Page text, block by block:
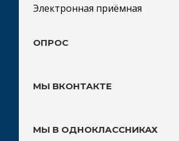
Электронная приёмная
ОПРОС
МЫ ВКОНТАКТЕ
МЫ В ОДНОКЛАССНИКАХ